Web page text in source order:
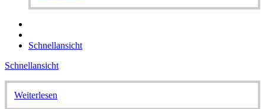
Schnellansicht
Schnellansicht
Weiterlesen